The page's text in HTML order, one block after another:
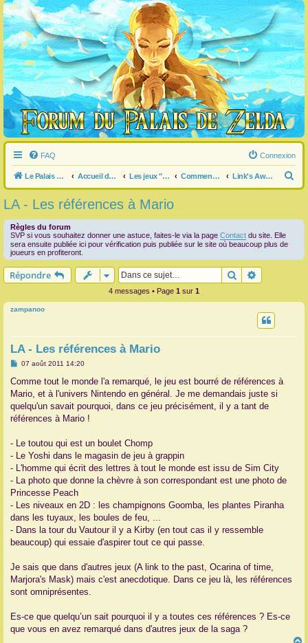
FAQ Connexion
Le Palais de Zelda Accueil du forum Les jeux "Legend of Zelda" Commentaire / question générale / info sur un jeu Link's Awakening
e
LA - Les références à Mario
Règles du forum
SVP si vous souhaitez donner une astuce, faites-le via la page Contact du site. Elle
sera ensuite publiée ici pour vérification puis publiée sur le site où beaucoup plus de
joueurs en profiteront.
Répondre Rechercher
4 messages • Page 1 sur 1
zampanoo
LA - Les références à Mario
M
s
a
g
07 août 2011 14:20
Comme tout le monde l'a remarqué, le jeu est bourré de références à
Mario, et à l'univers Nintendo en général. Je me demandais juste si
quelqu'un savait pourquoi, dans ce jeu précisément, il y a tant de
références à Mario !
- Le toutou qui est un boulet Chomp
- Le Yoshi dans le magasin de jeu à grappin
- L'homme qui écrit des lettres à tout le monde est issu de Sim City
- La photo que donne la chèvre à son correspondant est une photo de
Princesse Peach
- Les niveaux en 2D : les champignons Goomba, les plantes Piranha
dans les tuyaux, les boules de feu, ...
- Dans la tour du Vautour il y a Kirby (en tout cas il y ressemble
beaucoup) qui essaie d'aspirer tout ce qui passe.
Je sais que dans d'autres jeux (A link to the past, Ocarina of time,
Marjora's Mask) mais c'est anecdotique. Dans ce jeu là, les références
sont omniprésentes.
Es-ce que quelqu’un sait pourquoi il y a toutes ces références ? Es-ce
que vous en avez remarqué dans d'autres jeux de la saga ?